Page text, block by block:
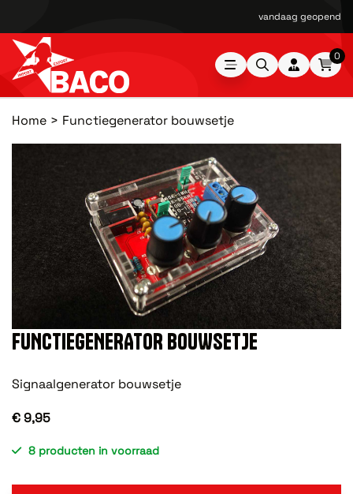
vandaag geopend
0
Home Functiegenerator bouwsetje
FUNCTIEGENERATOR BOUWSETJE
Signaalgenerator bouwsetje
€ 9,95
8 producten in voorraad